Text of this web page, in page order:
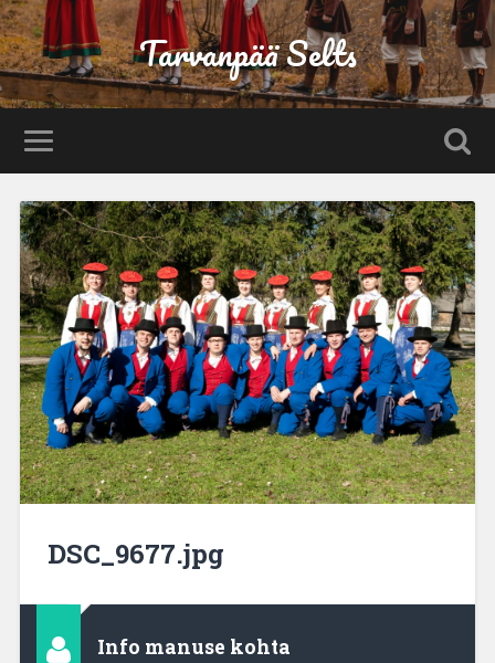
Tarvanpää Selts
DSC_9677.jpg
Info manuse kohta